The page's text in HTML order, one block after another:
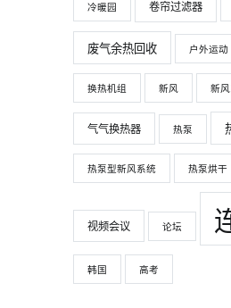
冷暖园 卷帘过滤器
废气余热回收 户外运动
换热机组 新风 新
气气换热器 热泵
热泵型新风系统 热泵烘干
视频会议 论坛
韩国 高考